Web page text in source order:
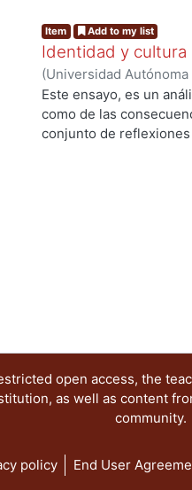
La organización de los
tramoyistas, técnicos
otros muchos, es una
característica principal
"apariencia" de
magia de la televisión
Item Add to my list
Identidad y cultura
(Universidad
Artes para el Diseño,
Cruzvillegas Villegas,
Este ensayo, es un
como de las
conjunto de
open access, the
as well as content
community.
policy End User